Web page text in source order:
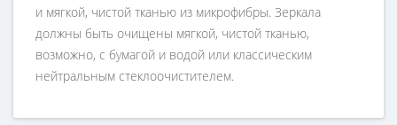
и мягкой, чистой тканью из микрофибры. Зеркала
должны быть очищены мягкой, чистой тканью,
возможно, с бумагой и водой или классическим
нейтральным стеклоочистителем.